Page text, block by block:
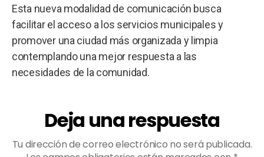
Esta nueva modalidad de comunicación busca
facilitar el acceso a los servicios municipales y
promover una ciudad más organizada y limpia
contemplando una mejor respuesta a las
necesidades de la comunidad.
Deja una respuesta
Tu dirección de correo electrónico no será publicada.